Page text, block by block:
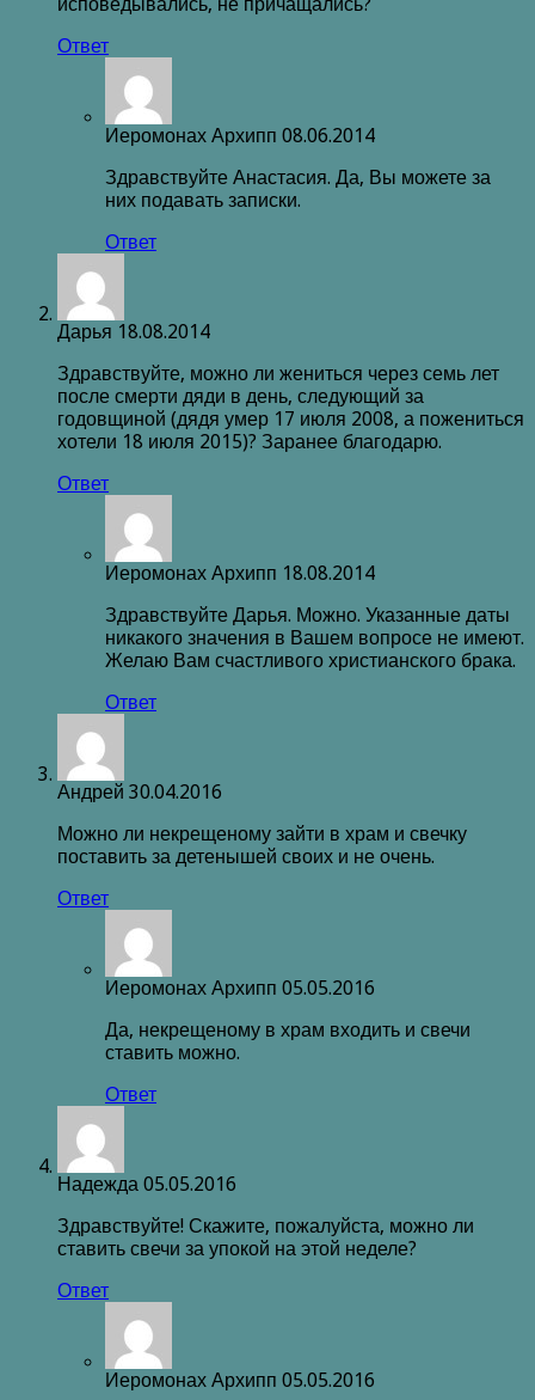
Ответ
Иеромонах Архипп 08.06.2014
Здравствуйте Анастасия. Да, Вы можете за
них подавать записки.
Ответ
Дарья 18.08.2014
Здравствуйте, можно ли жениться через семь лет
после смерти дяди в день, следующий за
годовщиной (дядя умер 17 июля 2008, а пожениться
хотели 18 июля 2015)? Заранее благодарю.
Ответ
Иеромонах Архипп 18.08.2014
Здравствуйте Дарья. Можно. Указанные даты
никакого значения в Вашем вопросе не имеют.
Желаю Вам счастливого христианского брака.
Ответ
Андрей 30.04.2016
Можно ли некрещеному зайти в храм и свечку
поставить за детенышей своих и не очень.
Ответ
Иеромонах Архипп 05.05.2016
Да, некрещеному в храм входить и свечи
ставить можно.
Ответ
Надежда 05.05.2016
Здравствуйте! Скажите, пожалуйста, можно ли
ставить свечи за упокой на этой неделе?
Ответ
Иеромонах Архипп 05.05.2016